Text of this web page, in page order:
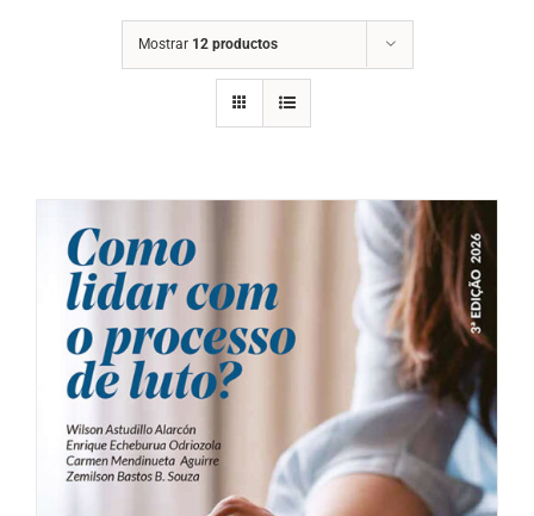
Mostrar 12 productos